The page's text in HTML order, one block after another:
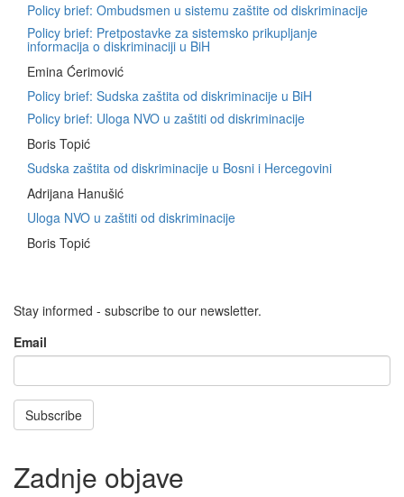
Policy brief: Ombudsmen u sistemu zaštite od diskriminacije
Policy brief: Pretpostavke za sistemsko prikupljanje
informacija o diskriminaciji u BiH
Emina Ćerimović
Policy brief: Sudska zaštita od diskriminacije u BiH
Policy brief: Uloga NVO u zaštiti od diskriminacije
Boris Topić
Sudska zaštita od diskriminacije u Bosni i Hercegovini
Adrijana Hanušić
Uloga NVO u zaštiti od diskriminacije
Boris Topić
Stay informed - subscribe to our newsletter.
Email
Subscribe
Zadnje objave